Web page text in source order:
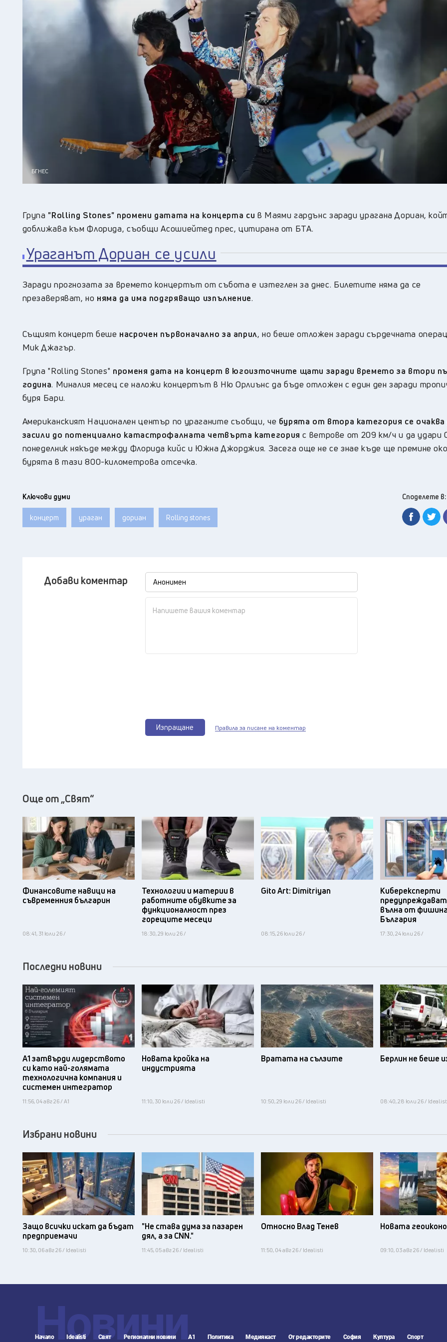
Перник, 24°C
Плевен, 25°C
Пловдив 24°C
Разград, 22°C
Русе, 25°C
Силистра, 22
Сливен, 20°C
Смолян, 18°C
София, 25
Стара Загора, 21°C
Търговище
Хасково 25
Шумен 21 °C
Ямбол, 22°C
БГНЕС
Група "Rolling Stones" промени датата на концерта си в Маями гардънс заради урагана Дориан,
доближава към Флорида, съобщи Асошиейтед прес, цитирана от БТА.
Ураганът Дориан се усили
Заради прогнозата за времето концертът от събота е изтеглен за днес. Билетите няма да се
презаверяват, но няма да има подгряващо изпълнение.
Същият концерт беше насрочен първоначално за април, но беше отложен заради сърдечната
Мик Джагър.
Група "Rolling Stones" променя дата на концерт в югоизточните щати заради времето за втори
година. Миналия месец се наложи концертът в Ню Орлиънс да бъде отложен с един ден заради
буря Бари.
Американският Национален център по ураганите съобщи, че бурята от втора категория се очаква
засили до потенциално катастрофалната четвърта категория с ветрове от 209 км/ч и да удари
понеделник някъде между Флорида кийс и Южна Джорджия. Засега още не се знае къде ще премине
бурята в тази 800-километрова отсечка.
Ключови думи
концерт ураган дориан Rolling stones
Споделете в:
Добави коментар
Изпращане Правила за писане на коментар
Още от „Свят“
Финансовите навици на
съвременния българин
08:41, 31 юли 26 /
Технологии и материи в
работните обувките за
функционалност през
горещите месеци
18:30, 29 юли 26 /
Gito Art: Dimitriyan
08:15, 26 юли 26 /
Киберексперти
предупреждават
вълна от
България
17:30, 24 юли 26 /
Последни новини
А1 затвърди лидерството
си като най-голямата
технологична компания и
системен интегратор
11:56, 04 авг 26 / А1
Новата кройка на
индустрията
11:10, 30 юли 26 / Idealisti
Вратата на сълзите
10:50, 29 юли 26 / Idealisti
Берлин не беше
08:40, 28 юли 26 /
Избрани новини
Защо всички искат да бъдат
предприемачи
10:30, 06 авг 26 / Idealisti
"Не става дума за пазарен
дял, а за CNN."
11:45, 05 авг 26 / Idealisti
Относно Влад Тенев
11:50, 04 авг 26 / Idealisti
Новата
09:10, 03 авг 26 / Idealisti
Новини
Начало Idealisti Свят Регионални новини А1 Политика Медиякаст От редакторите София Култура Спорт